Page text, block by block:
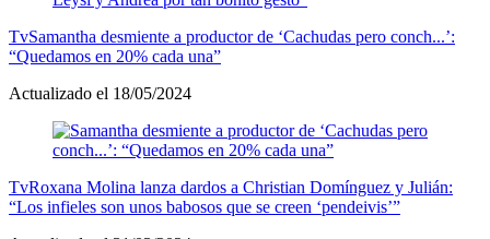
TvSamantha desmiente a productor de ‘Cachudas pero conch...’:
“Quedamos en 20% cada una”
Actualizado el 18/05/2024
TvRoxana Molina lanza dardos a Christian Domínguez y Julián:
“Los infieles son unos babosos que se creen ‘pendeivis’”